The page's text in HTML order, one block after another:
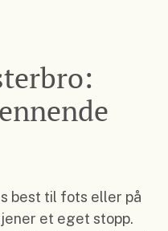
best til fots eller på
et eget stopp.